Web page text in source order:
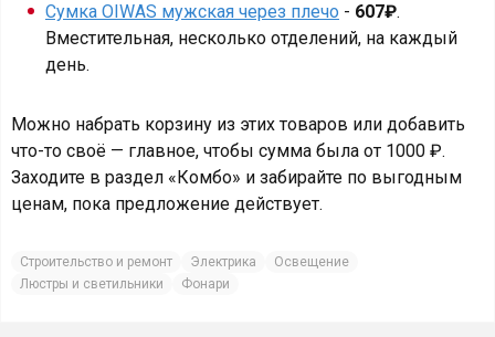
Сумка OIWAS мужская через плечо - 607₽.
Вместительная, несколько отделений, на каждый
день.
Можно набрать корзину из этих товаров или добавить
что-то своё — главное, чтобы сумма была от 1000 ₽.
Заходите в раздел «Комбо» и забирайте по выгодным
ценам, пока предложение действует.
Строительство и ремонт Электрика
Освещение
Люстры и светильники
Фонари